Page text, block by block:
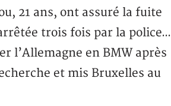
21 ans, ont assuré la fuite
trois fois par la police…
l’Allemagne en BMW après
et mis Bruxelles au